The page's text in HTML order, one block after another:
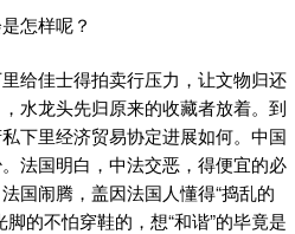
怎样呢？
给佳士得拍卖行压力，让文物归还
水龙头先归原来的收藏者放着。到
下里经济贸易协定进展如何。中国
法国明白，中法交恶，得便宜的必
国闹腾，盖因法国人懂得“捣乱的
的不怕穿鞋的，想“和谐”的毕竟是